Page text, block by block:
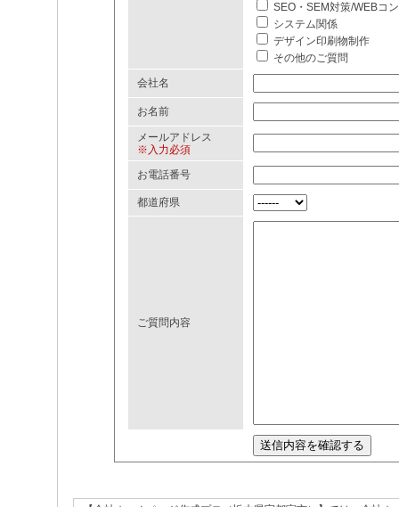
SEO・SEM対策/WEBコ
システム関係
デザイン印刷物制作
その他のご質問
会社名
お名前
メールアドレス
※入力必須
お電話番号
都道府県
ご質問内容